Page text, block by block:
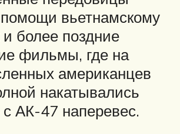
помощи вьетнамскому
и более поздние
фильмы, где на
американцев
накатывались
с АК-47 наперевес.